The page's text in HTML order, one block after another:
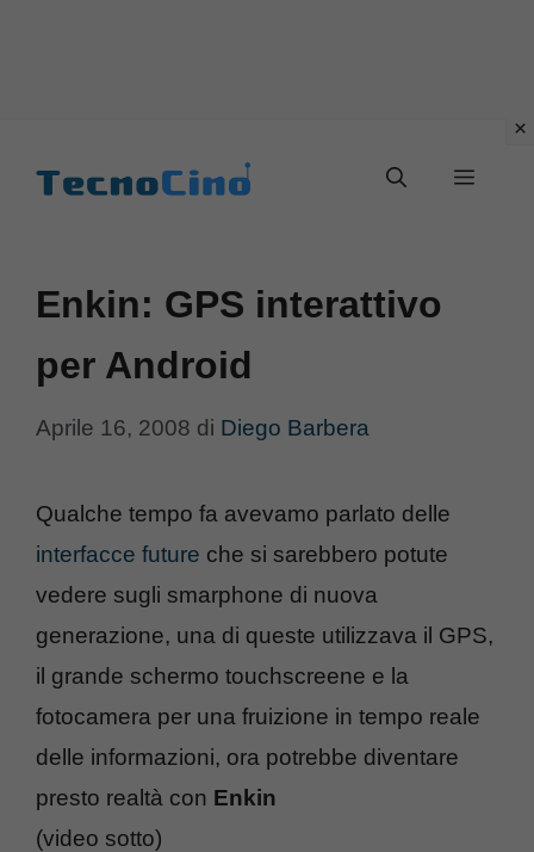
Menu
Enkin: GPS interattivo
per Android
Aprile 16, 2008 di Diego Barbera
Qualche tempo fa avevamo parlato delle
interfacce future che si sarebbero potute
vedere sugli smarphone di nuova
generazione, una di queste utilizzava il GPS,
il grande schermo touchscreene e la
fotocamera per una fruizione in tempo reale
delle informazioni, ora potrebbe diventare
presto realtà con Enkin
(video sotto)